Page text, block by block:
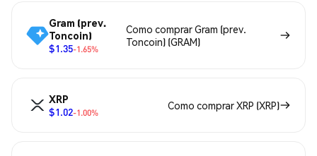
Gram (prev.
Toncoin)
$1.35-1.65%
Como comprar Gram (prev.
Toncoin) (GRAM)
XRP
$1.02-1.00%
Como comprar XRP (XRP)